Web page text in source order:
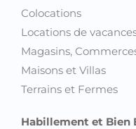
Colocations
Locations de
Magasins,
Maisons et Villas
Terrains et Fermes
Habillement et Bien